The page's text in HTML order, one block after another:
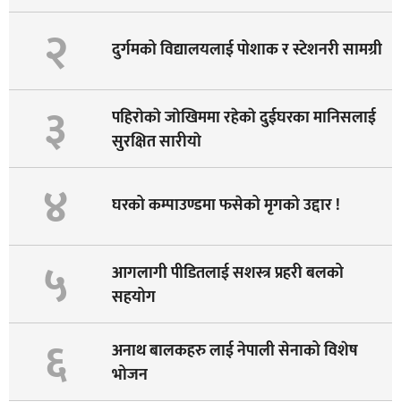
२ दुर्गमको विद्यालयलाई पोशाक र स्टेशनरी सामग्री
३
पहिराेकाे जाेखिममा रहेकाे दुईघरका मानिसलाई
सुरक्षित सारीयाे
४ घरको कम्पाउण्डमा फसेको मृगको उद्दार !
५
आगलागी पीडितलाई सशस्त्र प्रहरी बलको
सहयोग
६
अनाथ बालकहरु लाई नेपाली सेनाको विशेष
भोजन